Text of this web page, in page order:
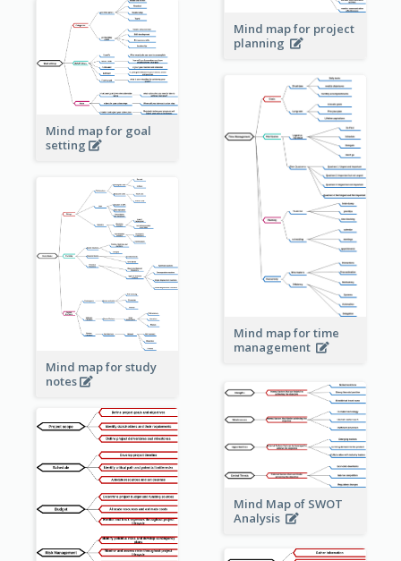
Mind map for project
planning
Mind map for goal
setting
Mind map for time
management
Mind map for study
notes
Mind Map of SWOT
Analysis